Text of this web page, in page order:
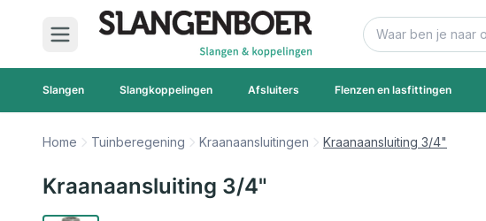
Ga naar de inhoud
Zoek
Slangen Slangkoppelingen Afsluiters Flenzen en lasfittingen
Home Tuinberegening Kraanaansluitingen Kraanaansluiting 3/4"
Kraanaansluiting 3/4"